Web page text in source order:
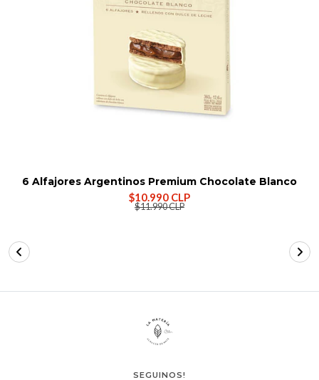
6 Alfajores Argentinos Premium Chocolate Blanco
$10.990 CLP
$11.990 CLP
SEGUINOS!